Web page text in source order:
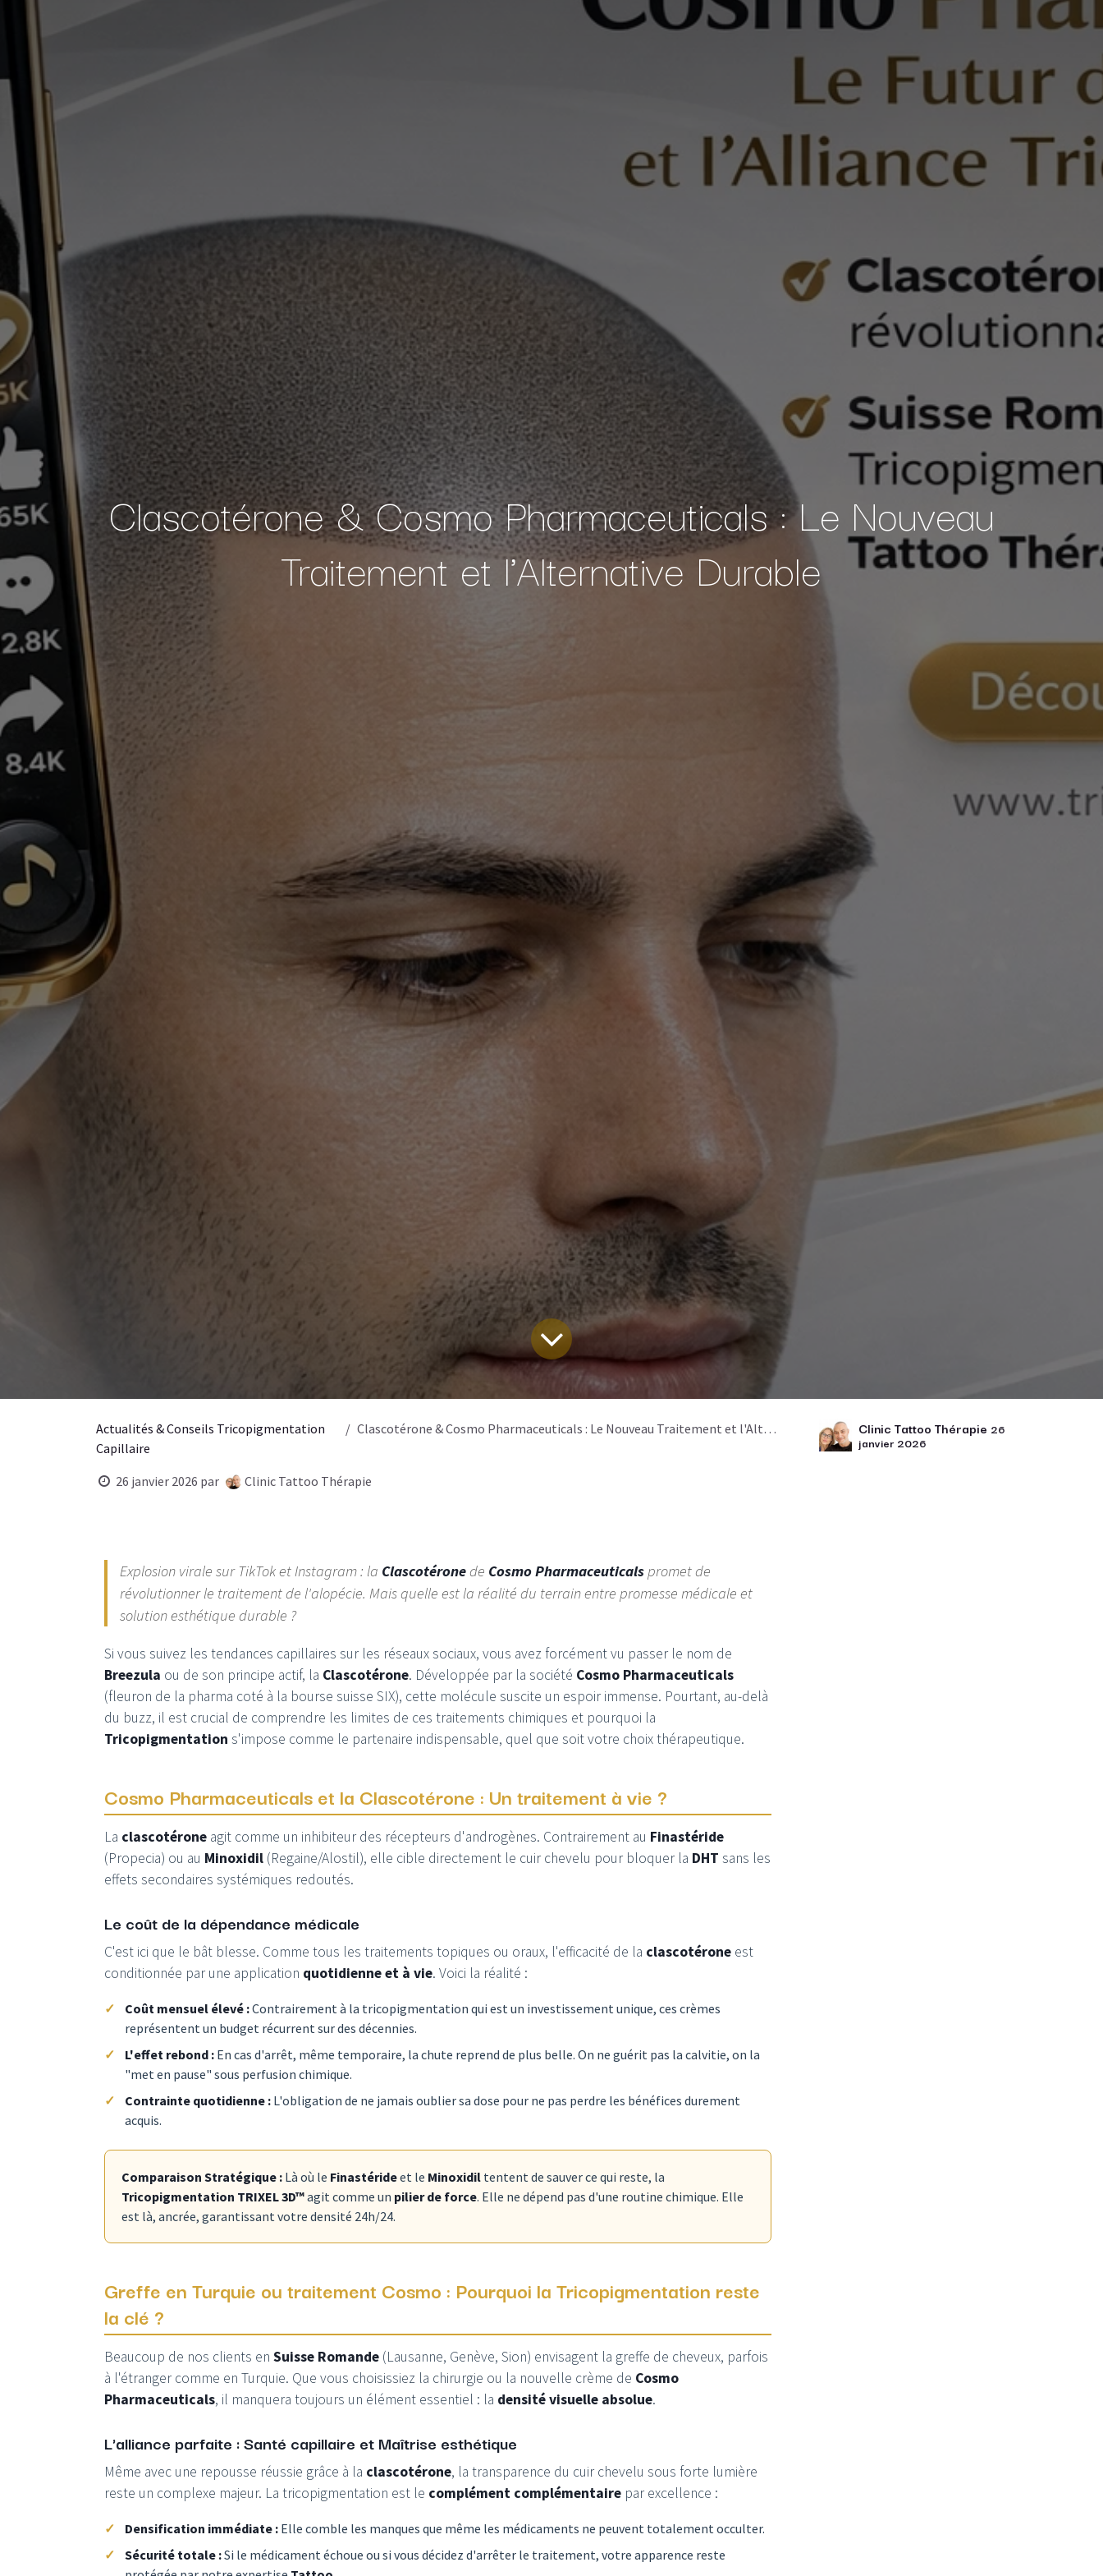
Clascotérone & Cosmo Pharmaceuticals : Le Nouveau
Traitement et l'Alternative Durable
Actualités & Conseils Tricopigmentation
Capillaire
Clascotérone & Cosmo Pharmaceuticals : Le Nouveau Traitement et l'Alternative Durable
26 janvier 2026 par Clinic Tattoo Thérapie
Explosion virale sur TikTok et Instagram : la Clascotéronede Cosmo Pharmaceuticalspromet de
révolutionner le traitement de l'alopécie. Mais quelle est la réalité du terrain entre promesse médicale et
solution esthétique durable ?
Si vous suivez les tendances capillaires sur les réseaux sociaux, vous avez forcément vu passer le nom de
Breezula ou de son principe actif, la Clascotérone. Développée par la société Cosmo Pharmaceuticals
(fleuron de la pharma coté à la bourse suisse SIX), cette molécule suscite un espoir immense. Pourtant, au-delà
du buzz, il est crucial de comprendre les limites de ces traitements chimiques et pourquoi la
Tricopigmentation s'impose comme le partenaire indispensable, quel que soit votre choix thérapeutique.
Cosmo Pharmaceuticals et la Clascotérone : Un traitement à vie ?
La clascotérone agit comme un inhibiteur des récepteurs d'androgènes. Contrairement au Finastéride
(Propecia) ou au Minoxidil (Regaine/Alostil), elle cible directement le cuir chevelu pour bloquer la DHT sans les
effets secondaires systémiques redoutés.
Le coût de la dépendance médicale
C'est ici que le bât blesse. Comme tous les traitements topiques ou oraux, l'efficacité de la clascotérone est
conditionnée par une application quotidienne et à vie. Voici la réalité :
Coût mensuel élevé :Contrairement à la tricopigmentation qui est un investissement unique, ces crèmes
représentent un budget récurrent sur des décennies.
L'effet rebond : En cas d'arrêt, même temporaire, la chute reprend de plus belle. On ne guérit pas la calvitie, on la
"met en pause" sous perfusion chimique.
Contrainte quotidienne : L'obligation de ne jamais oublier sa dose pour ne pas perdre les bénéfices durement
acquis.
Comparaison Stratégique : Là où le Finastérideet le Minoxidil tentent de sauver ce qui reste, la
Tricopigmentation TRIXEL 3D™agit comme un pilier de force. Elle ne dépend pas d'une routine chimique. Elle
est là, ancrée, garantissant votre densité 24h/24.
Greffe en Turquie ou traitement Cosmo : Pourquoi la Tricopigmentation reste
la clé ?
Beaucoup de nos clients en Suisse Romande (Lausanne, Genève, Sion) envisagent la greffe de cheveux, parfois
à l'étranger comme en Turquie. Que vous choisissiez la chirurgie ou la nouvelle crème de Cosmo
Pharmaceuticals, il manquera toujours un élément essentiel : la densité visuelle absolue.
L'alliance parfaite : Santé capillaire et Maîtrise esthétique
Même avec une repousse réussie grâce à la clascotérone, la transparence du cuir chevelu sous forte lumière
reste un complexe majeur. La tricopigmentation est le complément complémentaire par excellence :
Densification immédiate : Elle comble les manques que même les médicaments ne peuvent totalement occulter.
Sécurité totale :Si le médicament échoue ou si vous décidez d'arrêter le traitement, votre apparence reste
Clinic Tattoo Thérapie 26
janvier 2026